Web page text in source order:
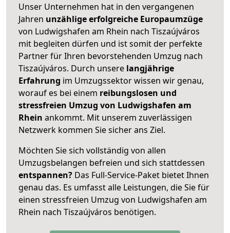
Unser Unternehmen hat in den vergangenen
Jahren unzählige erfolgreiche Europaumzüge
von Ludwigshafen am Rhein nach Tiszaújváros
mit begleiten dürfen und ist somit der perfekte
Partner für Ihren bevorstehenden Umzug nach
Tiszaújváros. Durch unsere langjährige
Erfahrung im Umzugssektor wissen wir genau,
worauf es bei einem reibungslosen und
stressfreien Umzug von Ludwigshafen am
Rhein ankommt. Mit unserem zuverlässigen
Netzwerk kommen Sie sicher ans Ziel.
Möchten Sie sich vollständig von allen
Umzugsbelangen befreien und sich stattdessen
entspannen? Das Full-Service-Paket bietet Ihnen
genau das. Es umfasst alle Leistungen, die Sie für
einen stressfreien Umzug von Ludwigshafen am
Rhein nach Tiszaújváros benötigen.